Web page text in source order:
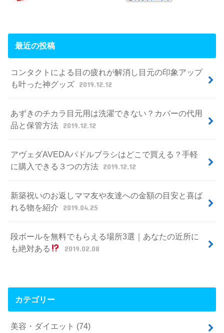
最近の投稿
コンタクトによる目の疲れが解消し目元の印象アップ
も叶った神グッズ 2019.12.12
あずきのチカラ目元用は洗濯できない？カバーの代用
品と保管方法 2019.12.12
アヴェダAVEDAパドルブラシはどこで買える？手軽
に購入できる３つの方法 2019.12.12
新築祝いのお返しママ友や友達への金額の目安と喜ば
れる物を紹介
2019.04.25
段ボールを無料でもらえる場所3選｜あなたの近所に
も絶対ある
2019.02.08
カテゴリー
美容・ダイエット (74)